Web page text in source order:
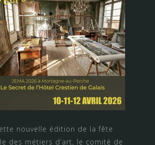
nouvelle édition de la fête
des métiers d’art, le comité de